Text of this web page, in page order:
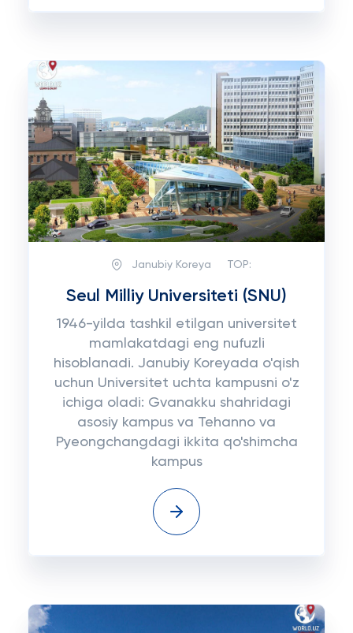
Janubiy Koreya TOP:
Seul Milliy Universiteti (SNU)
1946-yilda tashkil etilgan universitet
mamlakatdagi eng nufuzli
hisoblanadi. Janubiy Koreyada o'qish
uchun Universitet uchta kampusni o'z
ichiga oladi: Gvanakku shahridagi
asosiy kampus va Tehanno va
Pyeongchangdagi ikkita qo'shimcha
kampus